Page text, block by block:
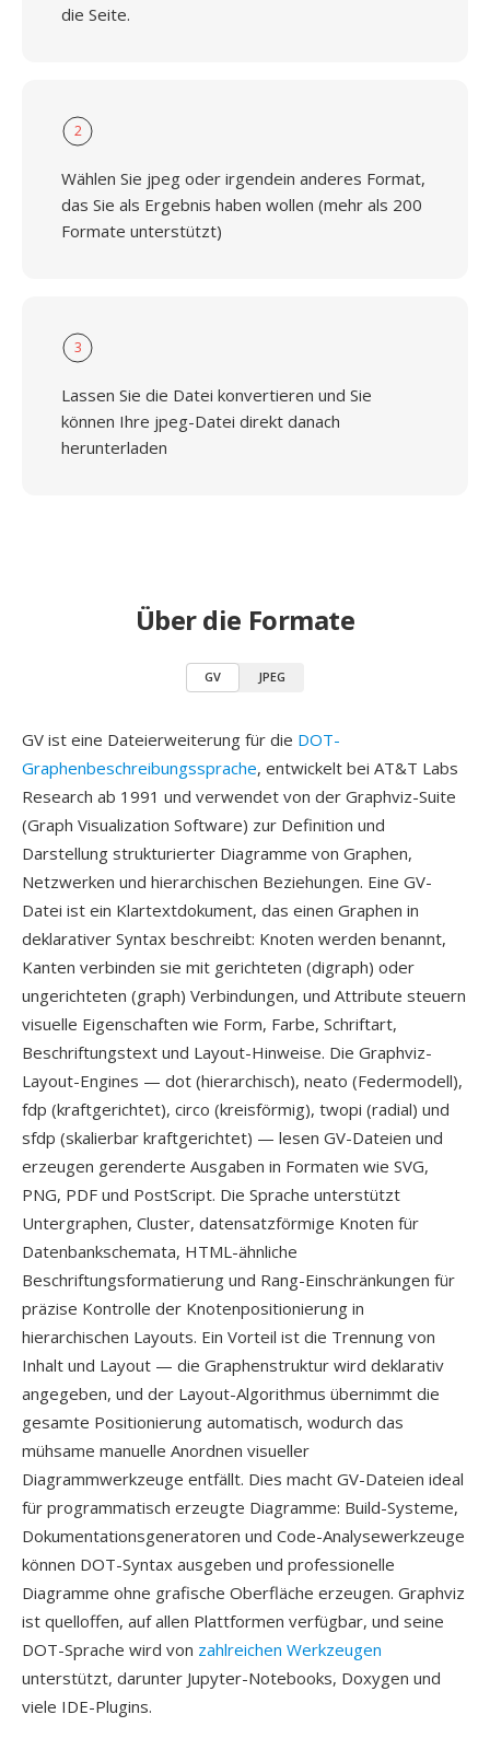
die Seite.
2
Wählen Sie jpeg oder irgendein anderes Format,
das Sie als Ergebnis haben wollen (mehr als 200
Formate unterstützt)
3
Lassen Sie die Datei konvertieren und Sie
können Ihre jpeg-Datei direkt danach
herunterladen
Über die Formate
GV JPEG
GV ist eine Dateierweiterung für die DOT-
Graphenbeschreibungssprache, entwickelt bei AT&T Labs
Research ab 1991 und verwendet von der Graphviz-Suite
(Graph Visualization Software) zur Definition und
Darstellung strukturierter Diagramme von Graphen,
Netzwerken und hierarchischen Beziehungen. Eine GV-
Datei ist ein Klartextdokument, das einen Graphen in
deklarativer Syntax beschreibt: Knoten werden benannt,
Kanten verbinden sie mit gerichteten (digraph) oder
ungerichteten (graph) Verbindungen, und Attribute steuern
visuelle Eigenschaften wie Form, Farbe, Schriftart,
Beschriftungstext und Layout-Hinweise. Die Graphviz-
Layout-Engines — dot (hierarchisch), neato (Federmodell),
fdp (kraftgerichtet), circo (kreisförmig), twopi (radial) und
sfdp (skalierbar kraftgerichtet) — lesen GV-Dateien und
erzeugen gerenderte Ausgaben in Formaten wie SVG,
PNG, PDF und PostScript. Die Sprache unterstützt
Untergraphen, Cluster, datensatzförmige Knoten für
Datenbankschemata, HTML-ähnliche
Beschriftungsformatierung und Rang-Einschränkungen für
präzise Kontrolle der Knotenpositionierung in
hierarchischen Layouts. Ein Vorteil ist die Trennung von
Inhalt und Layout — die Graphenstruktur wird deklarativ
angegeben, und der Layout-Algorithmus übernimmt die
gesamte Positionierung automatisch, wodurch das
mühsame manuelle Anordnen visueller
Diagrammwerkzeuge entfällt. Dies macht GV-Dateien ideal
für programmatisch erzeugte Diagramme: Build-Systeme,
Dokumentationsgeneratoren und Code-Analysewerkzeuge
können DOT-Syntax ausgeben und professionelle
Diagramme ohne grafische Oberfläche erzeugen. Graphviz
ist quelloffen, auf allen Plattformen verfügbar, und seine
DOT-Sprache wird von zahlreichen Werkzeugen
unterstützt, darunter Jupyter-Notebooks, Doxygen und
viele IDE-Plugins.